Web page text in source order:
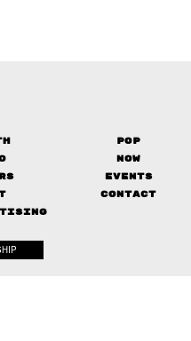
Pop
Now
Events
Contact